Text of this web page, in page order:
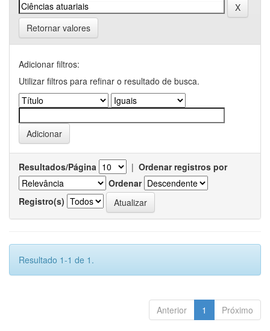
Retornar valores
Adicionar filtros:
Utilizar filtros para refinar o resultado de busca.
Resultados/Página | Ordenar registros por
Ordenar
Registro(s)
Resultado 1-1 de 1.
Anterior 1 Próximo